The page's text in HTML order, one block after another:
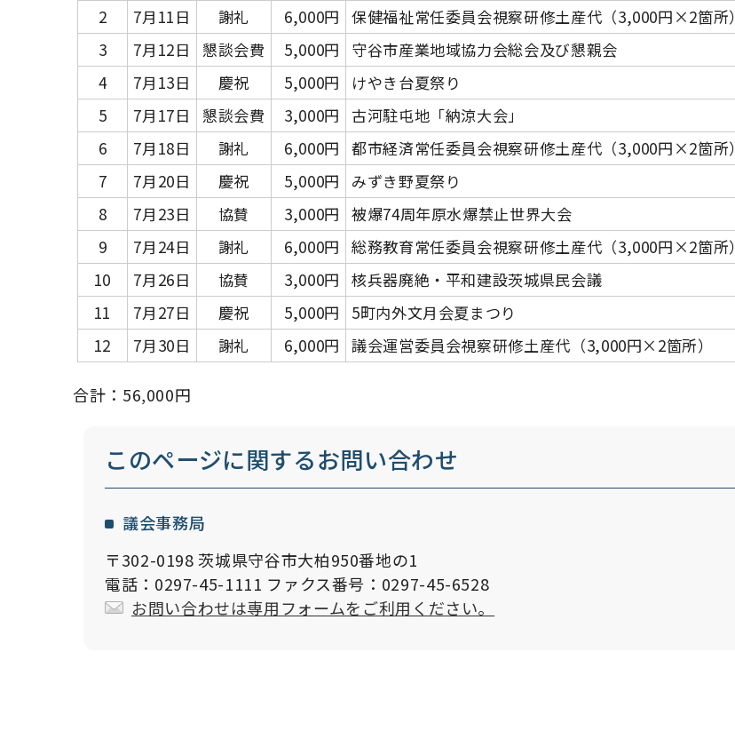
2
7月11日 謝礼 6,000円 保健福祉常任委員会視察研修土産代（3,000円×2箇所）
3
7月12日 懇談会費 5,000円
守谷市産業地域協力会総会及び懇親会
4
7月13日 慶祝 5,000円
けやき台夏祭り
5
7月17日 懇談会費 3,000円 古河駐屯地「納涼大会」
6
7月18日 謝礼 6,000円 都市経済常任委員会視察研修土産代（3,000円×2箇所）
7
7月20日 慶祝 5,000円
みずき野夏祭り
8
7月23日 協賛 3,000円 被爆74周年原水爆禁止世界大会
9
7月24日 謝礼 6,000円 総務教育常任委員会視察研修土産代（3,000円×2箇所）
10
7月26日 協賛 3,000円 核兵器廃絶・平和建設茨城県民会議
11
7月27日 慶祝 5,000円
5町内外文月会夏まつり
12
7月30日 謝礼 6,000円 議会運営委員会視察研修土産代（3,000円×2箇所）
合計：56,000円
このページに関するお問い合わせ
議会事務局
〒302-0198 茨城県守谷市大柏950番地の1
電話：0297-45-1111 ファクス番号：0297-45-6528
お問い合わせは専用フォームをご利用ください。